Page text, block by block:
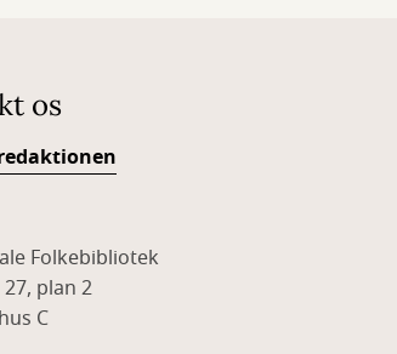
os
Folkebibliotek
plan 2
C